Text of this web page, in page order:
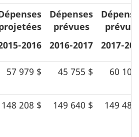
2016
Dépenses
prévues
2016-2017
2017-
57 979 $ 45 755 $ 60
148 208 $ 149 640 $ 149